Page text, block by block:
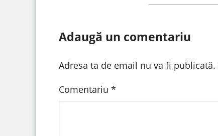
Adaugă un comentariu
Adresa ta de email nu va fi publicată.
Comentariu *